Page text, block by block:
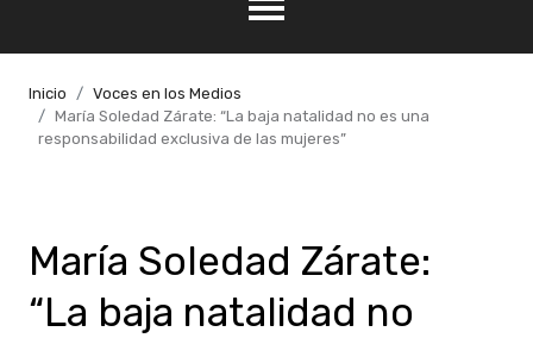
Inicio
Voces en los Medios
María Soledad Zárate: “La baja natalidad no es una
responsabilidad exclusiva de las mujeres”
María Soledad Zárate:
“La baja natalidad no